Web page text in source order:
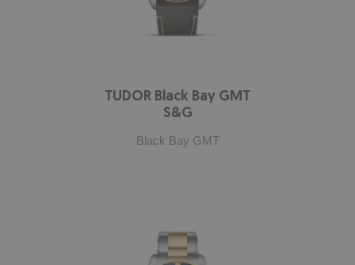
TUDOR Black Bay GMT
S&G
Black Bay GMT